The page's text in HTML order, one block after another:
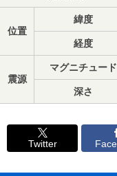
位置
緯度
経度
震源
マグニチュード
深さ
Twitter